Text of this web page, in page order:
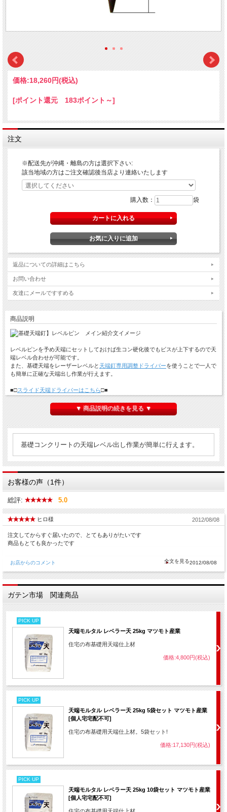
価格:18,260円(税込)
[ポイント還元 183ポイント～]
注文
※配送先が沖縄・離島の方は選択下さい:
該当地域の方はご注文確認後当店より連絡いたします
購入数： 袋
返品についての詳細はこちら
お問い合わせ
友達にメールですすめる
商品説明
レベルピンを予め天端にセットしておけば生コン硬化後でもビスが上下するので天
端レベル合わせが可能です。
また、基礎天端をレーザーレベルと 天端釘専用調整ドライバーを使うことで一人で
も簡単に正確な天端出し作業が行えます。
■□スライド天端ドライバーはこちら□■
■□レベルピン100本入はこちら□■
■□レベルピン300本入はこちら□■
■□レベルピン1000本入はこちら□■
▼ 商品説明の続きを見る ▼
基礎コンクリートの天端レベル出し作業が簡単に行えます。
お客様の声（1件）
総評: 5.0
ヒロ様 2012/08/08
注文してからすぐ届いたので、とてもありがたいです
商品もとても良かったです
お店からのコメント 2012/08/08
ガテン市場 関連商品
PICK UP
天端モルタル レベラー天 25kg マツモト産業
住宅の布基礎用天端仕上材
価格:4,800円(税込)
PICK UP
天端モルタル レベラー天 25kg 5袋セット マツモト産業
[個人宅宅配不可]
住宅の布基礎用天端仕上材。5袋セット!
価格:17,130円(税込)
PICK UP
天端モルタル レベラー天 25kg 10袋セット マツモト産業
[個人宅宅配不可]